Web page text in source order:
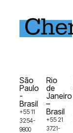
São
Paulo
-
Brasil
+55 11
3254-
9800
Rio
de
Janeiro
–
Brasil
+55 21
3721-